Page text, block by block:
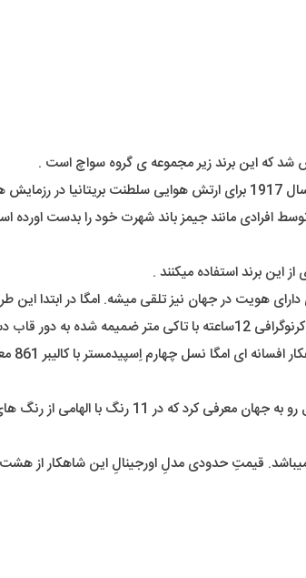
این برند استفاده میکنند .
اخیراً کمپانی امگا در همکاری با کمپانی سواچ
قیمتِ حدودی مدلِ اورجینالِ این شاهکار از هشت